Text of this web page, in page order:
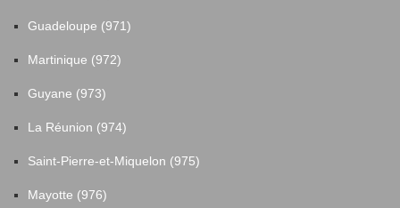
Guadeloupe (971)
Martinique (972)
Guyane (973)
La Réunion (974)
Saint-Pierre-et-Miquelon (975)
Mayotte (976)